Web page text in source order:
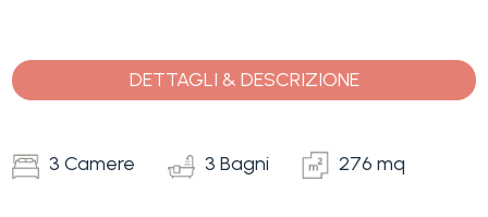
DETTAGLI & DESCRIZIONE
3 Camere 3 Bagni 276 mq
Terreni
Prezzo